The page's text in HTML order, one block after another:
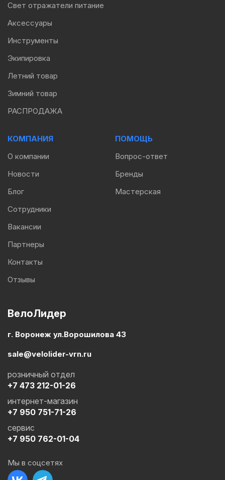
ВелоЛидер
г. Воронеж ул.Ворошилова 43
sale@velolider-vrn.ru
+7 473 212-01-26
розничный отдел
+7 950 751-71-26
интернет-магазин
+7 950 762-01-04
сервис
Мы в соцсетях
Свет отражатели питание
Аксессуары
Инструменты
Экипировка
Летний товар
Зимний товар
РАСПРОДАЖА
КОМПАНИЯ
О компании
Новости
Блог
Сотрудники
Вакансии
Партнеры
Контакты
Отзывы
ПОМОЩЬ
Вопрос-ответ
Бренды
Мастерская